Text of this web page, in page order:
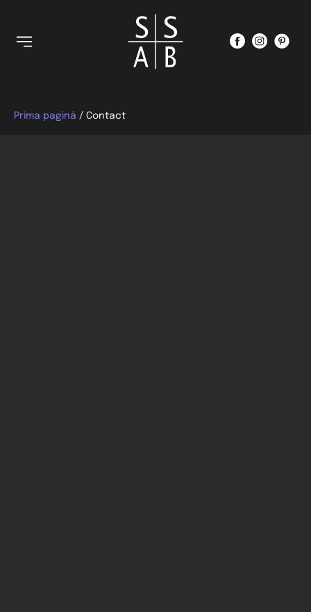
Prima pagină / Contact